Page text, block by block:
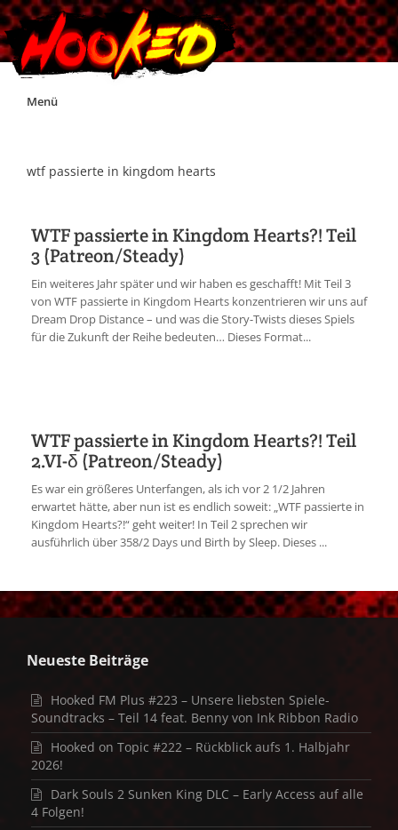
Skip
Menü
Impressum
Jobs
wtf passierte in kingdom hearts
WTF passierte in Kingdom Hearts?! Teil
3 (Patreon/Steady)
Ein weiteres Jahr später und wir haben es geschafft! Mit Teil 3
von WTF passierte in Kingdom Hearts konzentrieren wir uns auf
Dream Drop Distance – und was die Story-Twists dieses Spiels
für die Zukunft der Reihe bedeuten… Dieses Format...
WTF passierte in Kingdom Hearts?! Teil
2.VI-δ (Patreon/Steady)
Es war ein größeres Unterfangen, als ich vor 2 1/2 Jahren
erwartet hätte, aber nun ist es endlich soweit: „WTF passierte in
Kingdom Hearts?!“ geht weiter! In Teil 2 sprechen wir
ausführlich über 358/2 Days und Birth by Sleep. Dieses ...
Neueste Beiträge
Hooked FM Plus #223 – Unsere liebsten Spiele-
Soundtracks – Teil 14 feat. Benny von Ink Ribbon Radio
Hooked on Topic #222 – Rückblick aufs 1. Halbjahr
2026!
Dark Souls 2 Sunken King DLC – Early Access auf alle
4 Folgen!